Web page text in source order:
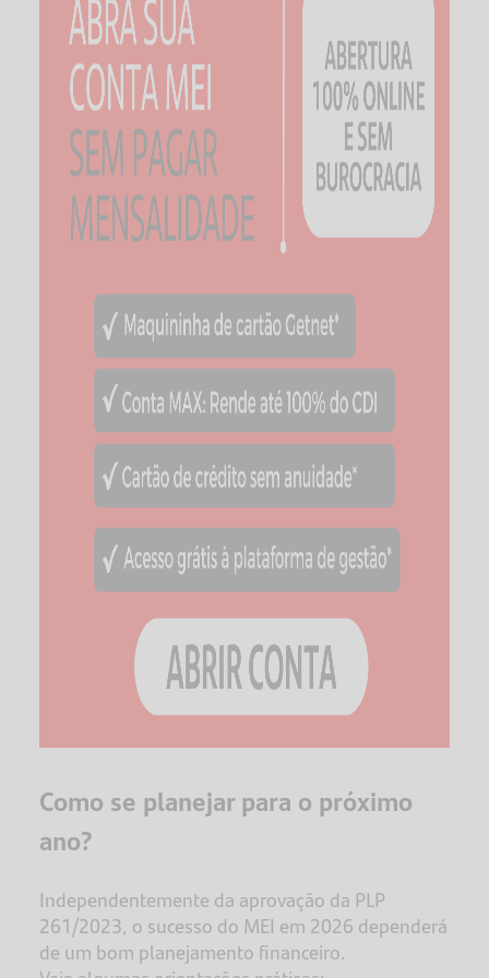
Como se planejar para o próximo
ano?
Independentemente da aprovação da PLP
261/2023, o sucesso do MEI em 2026 dependerá
de um bom planejamento financeiro.